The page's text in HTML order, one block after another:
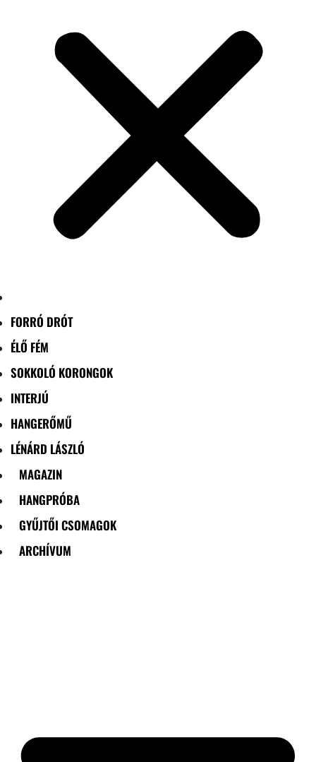
FORRÓ DRÓT
ÉLŐ FÉM
SOKKOLÓ KORONGOK
INTERJÚ
HANGERŐMŰ
LÉNÁRD LÁSZLÓ
MAGAZIN
HANGPRÓBA
GYŰJTŐI CSOMAGOK
ARCHÍVUM